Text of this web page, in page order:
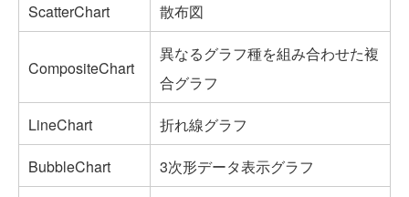
ScatterChart
散布図
CompositeChart
異なるグラフ種を組み合わせた複
合グラフ
LineChart
折れ線グラフ
BubbleChart
3次形データ表示グラフ